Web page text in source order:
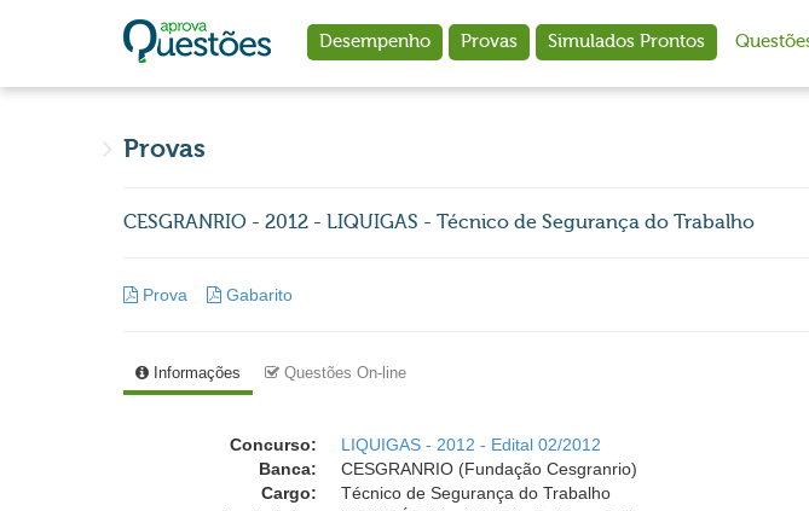
Desempenho Provas Simulados Prontos
Provas
CESGRANRIO - 2012 - LIQUIGAS - Técnico de Segurança do Trabalho
Prova Gabarito
Informações Questões On-line
Concurso:
LIQUIGAS - 2012 - Edital 02/2012
Banca:
CESGRANRIO (Fundação Cesgranrio)
Cargo:
Técnico de Segurança do Trabalho